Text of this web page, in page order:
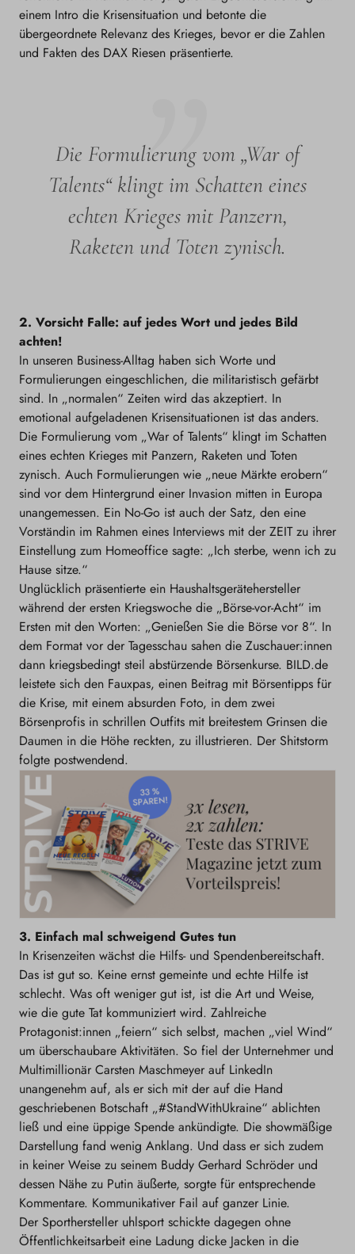
einem Intro die Krisensituation und betonte die
übergeordnete Relevanz des Krieges, bevor er die Zahlen
und Fakten des DAX Riesen präsentierte.
Die Formulierung vom „War of
Talents“ klingt im Schatten eines
echten Krieges mit Panzern,
Raketen und Toten zynisch.
2. Vorsicht Falle: auf jedes Wort und jedes Bild
achten!
In unseren Business-Alltag haben sich Worte und
Formulierungen eingeschlichen, die militaristisch gefärbt
sind. In „normalen“ Zeiten wird das akzeptiert. In
emotional aufgeladenen Krisensituationen ist das anders.
Die Formulierung vom „War of Talents“ klingt im Schatten
eines echten Krieges mit Panzern, Raketen und Toten
zynisch. Auch Formulierungen wie „neue Märkte erobern“
sind vor dem Hintergrund einer Invasion mitten in Europa
unangemessen. Ein No-Go ist auch der Satz, den eine
Vorständin im Rahmen eines Interviews mit der ZEIT zu ihrer
Einstellung zum Homeoffice sagte: „Ich sterbe, wenn ich zu
Hause sitze.“
Unglücklich präsentierte ein Haushaltsgerätehersteller
während der ersten Kriegswoche die „Börse-vor-Acht“ im
Ersten mit den Worten: „Genießen Sie die Börse vor 8“. In
dem Format vor der Tagesschau sahen die Zuschauer:innen
dann kriegsbedingt steil abstürzende Börsenkurse. BILD.de
leistete sich den Fauxpas, einen Beitrag mit Börsentipps für
die Krise, mit einem absurden Foto, in dem zwei
Börsenprofis in schrillen Outfits mit breitestem Grinsen die
Daumen in die Höhe reckten, zu illustrieren. Der Shitstorm
folgte postwendend.
3. Einfach mal schweigend Gutes tun
In Krisenzeiten wächst die Hilfs- und Spendenbereitschaft.
Das ist gut so. Keine ernst gemeinte und echte Hilfe ist
schlecht. Was oft weniger gut ist, ist die Art und Weise,
wie die gute Tat kommuniziert wird. Zahlreiche
Protagonist:innen „feiern“ sich selbst, machen „viel Wind“
um überschaubare Aktivitäten. So fiel der Unternehmer und
Multimillionär Carsten Maschmeyer auf LinkedIn
unangenehm auf, als er sich mit der auf die Hand
geschriebenen Botschaft „#StandWithUkraine“ ablichten
ließ und eine üppige Spende ankündigte. Die showmäßige
Darstellung fand wenig Anklang. Und dass er sich zudem
in keiner Weise zu seinem Buddy Gerhard Schröder und
dessen Nähe zu Putin äußerte, sorgte für entsprechende
Kommentare. Kommunikativer Fail auf ganzer Linie.
Der Sporthersteller uhlsport schickte dagegen ohne
Öffentlichkeitsarbeit eine Ladung dicke Jacken in die